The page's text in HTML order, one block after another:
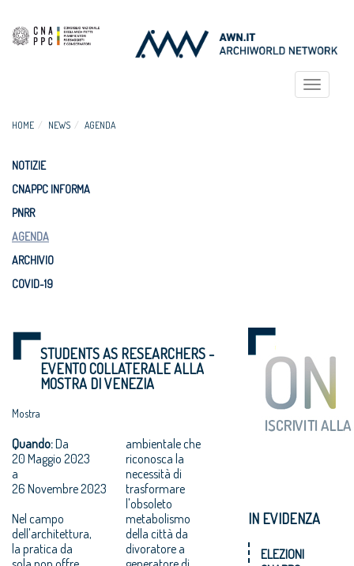
Toggle
HOME NEWS AGENDA
NOTIZIE
CNAPPC INFORMA
PNRR
AGENDA
ARCHIVIO
COVID-19
STUDENTS AS RESEARCHERS -
EVENTO COLLATERALE ALLA
MOSTRA DI VENEZIA
Mostra
Quando:Da
20 Maggio 2023
a
26 Novembre 2023
Nel campo
dell'architettura,
la pratica da
ambientale che
riconosca la
necessità di
trasformare
l'obsoleto
metabolismo
della città da
divoratore a
IN EVIDENZA
ELEZIONI